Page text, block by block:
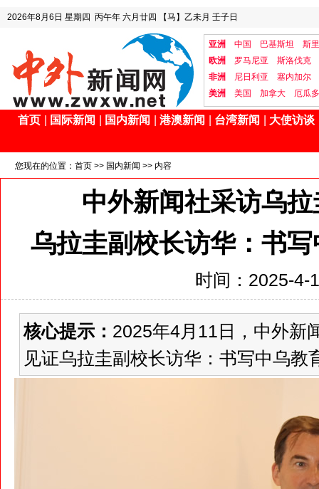
2026年8月6日 星期四 丙午年 六月廿四 【马】乙未月 壬子日
亚洲 中国 巴基斯坦
斯
欧洲
罗马尼亚
斯洛伐克
非洲
尼日利亚
塞内加尔
美洲
美国 加拿大 厄瓜
首页 国际新闻 国内新闻 港澳新闻 台湾新闻 大使访谈
您现在的位置： 首页 >> 国内新闻 >> 内容
中外新闻社采访乌
乌拉圭副校长访华：书
时间：2025-4-
核心提示： 2025年4月11日，中外新
见证乌拉圭副校长访华：书写中乌教